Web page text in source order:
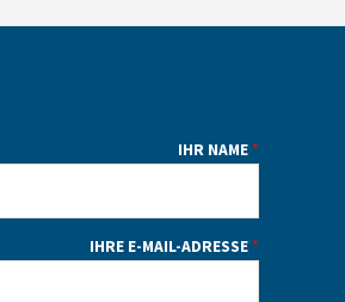
IHR NAME *
IHRE E-MAIL-ADRESSE *